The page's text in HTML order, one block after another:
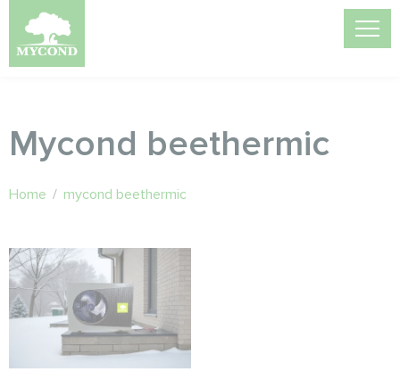
Mycond beethermic
Home / mycond beethermic